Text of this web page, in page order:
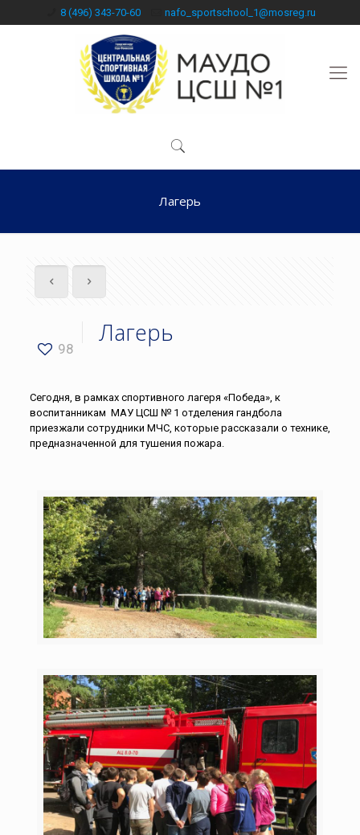
8 (496) 343-70-60 nafo_sportschool_1@mosreg.ru
Лагерь
98
Лагерь
Сегодня, в рамках спортивного лагеря «Победа», к
воспитанникам МАУ ЦСШ № 1 отделения гандбола
приезжали сотрудники МЧС, которые рассказали о технике,
предназначенной для тушения пожара.